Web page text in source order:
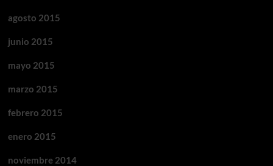
agosto 2015
junio 2015
mayo 2015
marzo 2015
febrero 2015
enero 2015
noviembre 2014